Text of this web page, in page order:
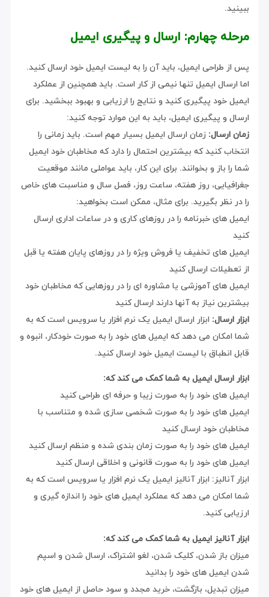
ببینید.
مرحله چهارم: ارسال و پیگیری ایمیل
پس از طراحی ایمیل، باید آن را به لیست ایمیل خود ارسال کنید.
اما ارسال ایمیل تنها نیمی از کار است. باید همچنین از عملکرد
ایمیل خود پیگیری کنید و نتایج را ارزیابی و بهبود ببخشید. برای
ارسال و پیگیری ایمیل، باید به این موارد توجه کنید:
زمان ارسال: زمان ارسال ایمیل بسیار مهم است. باید زمانی را
انتخاب کنید که بیشترین احتمال را دارد که مخاطبان خود ایمیل
شما را باز و بخوانند. برای این کار، باید عواملی مانند موقعیت
جغرافیایی، روز هفته، ساعت روز، فصل سال و مناسبت های خاص
را در نظر بگیرید. برای مثال، ممکن است بخواهید:
ایمیل های خبرنامه را در روزهای کاری و در ساعات اداری ارسال
کنید
ایمیل های تخفیف یا فروش ویژه را در روزهای پایان هفته یا قبل
از تعطیلات ارسال کنید
ایمیل های آموزشی یا مشاوره ای را در روزهایی که مخاطبان خود
بیشترین نیاز به آنها دارند ارسال کنید
ابزار ارسال: ابزار ارسال ایمیل یک نرم افزار یا سرویس است که به
شما امکان می دهد که ایمیل های خود را به صورت خودکار، انبوه و
قابل انطباق با لیست ایمیل خود ارسال کنید.
ابزار ارسال ایمیل به شما کمک می کند که:
ایمیل های خود را به صورت زیبا و حرفه ای طراحی کنید
ایمیل های خود را به صورت شخصی سازی شده و متناسب با
مخاطبان خود ارسال کنید
ایمیل های خود را به صورت زمان بندی شده و منظم ارسال کنید
ایمیل های خود را به صورت قانونی و اخلاقی ارسال کنید
ابزار آنالیز: ابزار آنالیز ایمیل یک نرم افزار یا سرویس است که به
شما امکان می دهد که عملکرد ایمیل های خود را اندازه گیری و
ارزیابی کنید.
ابزار آنالیز ایمیل به شما کمک می کند که:
میزان باز شدن، کلیک شدن، لغو اشتراک، ارسال شدن و اسپم
شدن ایمیل های خود را بدانید
میزان تبدیل، بازگشت، خرید مجدد و سود حاصل از ایمیل های خود